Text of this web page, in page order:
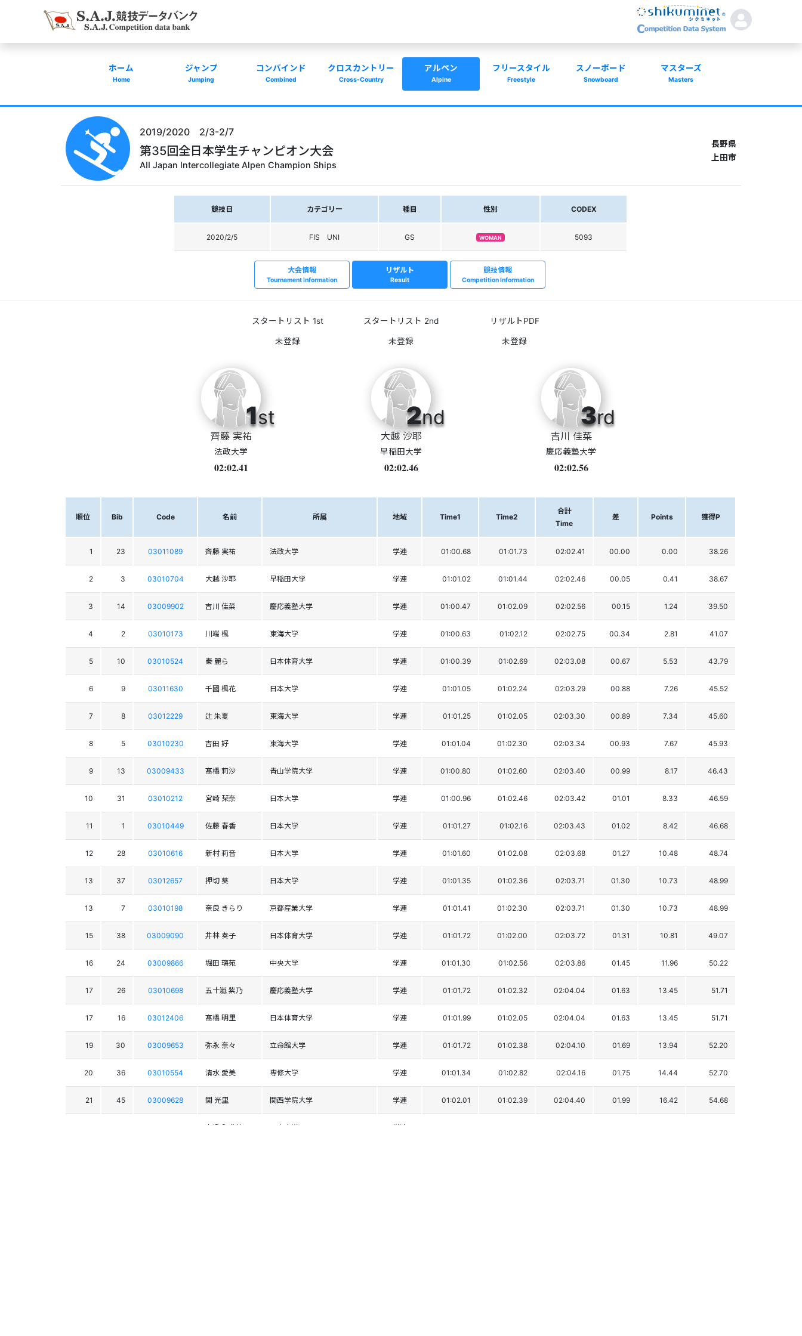
ホーム
Home
ジャンプ
Jumping
コンバインド
Combined
クロスカントリー
Cross-Country
アルペン
Alpine
フリースタイル
Freestyle
スノーボード
Snowboard
マスターズ
Masters
2019/2020 2/3-2/7
第35回全日本学生チャンピオン大会
AII Japan Intercollegiate Alpen Champion Ships
長野県
上田市
競技日 カテゴリー 種目 性別 CODEX
2020/2/5 FIS UNI GS WOMAN 5093
大会情報
Tournament Information
リザルト
Result
競技情報
Competition Information
スタートリスト 1st スタートリスト 2nd リザルトPDF
1st
齊藤 実祐
法政大学
02:02.41
2nd
大越 沙耶
早稲田大学
02:02.46
3rd
吉川 佳菜
慶応義塾大学
02:02.56
順位 Bib Code 名前 所属 地域 Time1 Time2
合計
Time
差 Points 獲得P
1 23 03011089 齊藤 実祐 法政大学 学連 01:00.68 01:01.73 02:02.41 00.00 0.00 38.26
2 3 03010704 大越 沙耶 早稲田大学 学連 01:01.02 01:01.44 02:02.46 00.05 0.41 38.67
3 14 03009902 吉川 佳菜 慶応義塾大学 学連 01:00.47 01:02.09 02:02.56 00.15 1.24 39.50
4 2 03010173 川端 楓 東海大学 学連 01:00.63 01:02.12 02:02.75 00.34 2.81 41.07
5 10 03010524 秦 麗ら 日本体育大学 学連 01:00.39 01:02.69 02:03.08 00.67 5.53 43.79
6 9 03011630 千國 楓花 日本大学 学連 01:01.05 01:02.24 02:03.29 00.88 7.26 45.52
7 8 03012229 辻 朱夏 東海大学 学連 01:01.25 01:02.05 02:03.30 00.89 7.34 45.60
8 5 03010230 吉田 好 東海大学 学連 01:01.04 01:02.30 02:03.34 00.93 7.67 45.93
9 13 03009433 髙橋 莉沙 青山学院大学 学連 01:00.80 01:02.60 02:03.40 00.99 8.17 46.43
10 31 03010212 宮崎 栞奈 日本大学 学連 01:00.96 01:02.46 02:03.42 01.01 8.33 46.59
11 1 03010449 佐藤 春香 日本大学 学連 01:01.27 01:02.16 02:03.43 01.02 8.42 46.68
12 28 03010616 新村 莉音 日本大学 学連 01:01.60 01:02.08 02:03.68 01.27 10.48 48.74
13 37 03012657 押切 葵 日本大学 学連 01:01.35 01:02.36 02:03.71 01.30 10.73 48.99
13 7 03010198 奈良 きらり 京都産業大学 学連 01:01.41 01:02.30 02:03.71 01.30 10.73 48.99
15 38 03009090 井林 奏子 日本体育大学 学連 01:01.72 01:02.00 02:03.72 01.31 10.81 49.07
16 24 03009866 堀田 璃苑 中央大学 学連 01:01.30 01:02.56 02:03.86 01.45 11.96 50.22
17 26 03010698 五十嵐 紫乃 慶応義塾大学 学連 01:01.72 01:02.32 02:04.04 01.63 13.45 51.71
17 16 03012406 髙橋 明里 日本体育大学 学連 01:01.99 01:02.05 02:04.04 01.63 13.45 51.71
19 30 03009653 弥永 奈々 立命館大学 学連 01:01.72 01:02.38 02:04.10 01.69 13.94 52.20
20 36 03010554 清水 愛美 専修大学 学連 01:01.34 01:02.82 02:04.16 01.75 14.44 52.70
21 45 03009628 関 光里 関西学院大学 学連 01:02.01 01:02.39 02:04.40 01.99 16.42 54.68
髙橋 和花菜 日本大学 学連